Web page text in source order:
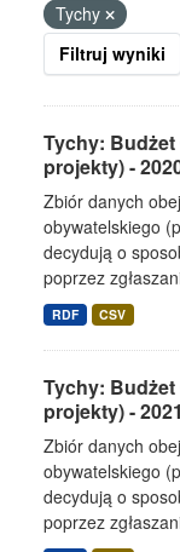
Tychy
Filtruj wyniki
Tychy:
projekty) -
Zbiór danych
obywatelskiego
decydują o
poprzez
RDF CSV
Tychy:
projekty) - 2021
Zbiór danych
obywatelskiego
decydują o
poprzez